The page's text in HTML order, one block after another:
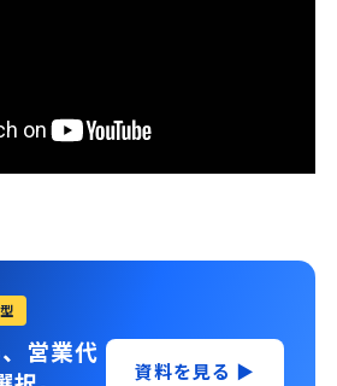
営業代
資料を見る ▶